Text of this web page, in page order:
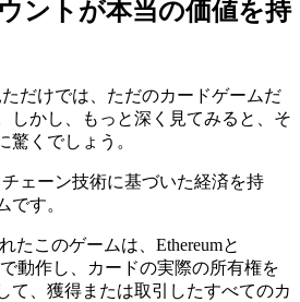
ントが本当の価値を持
ただけでは、ただのカードゲームだ
しかし、もっと深く見てみると、そ
驚くでしょう。
チェーン技術に基づいた経済を持
です。
たこのゲームは、Ethereumと
動作し、カードの実際の所有権を
て、獲得または取引したすべてのカ